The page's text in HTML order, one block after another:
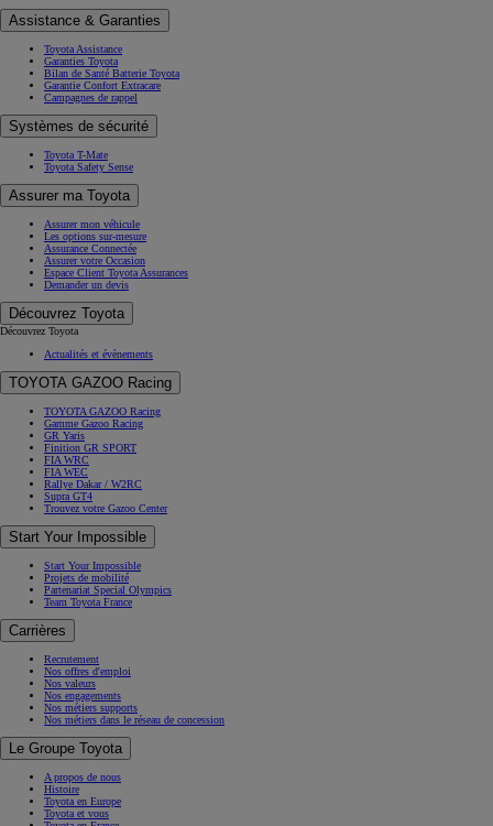
Assistance & Garanties
Toyota Assistance
Garanties Toyota
Bilan de Santé Batterie Toyota
Garantie Confort Extracare
Campagnes de rappel
Systèmes de sécurité
Toyota T-Mate
Toyota Safety Sense
Assurer ma Toyota
Assurer mon véhicule
Les options sur-mesure
Assurance Connectée
Assurer votre Occasion
Espace Client Toyota Assurances
Demander un devis
Découvrez Toyota
Découvrez Toyota
Actualités et évènements
TOYOTA GAZOO Racing
TOYOTA GAZOO Racing
Gamme Gazoo Racing
GR Yaris
Finition GR SPORT
FIA WRC
FIA WEC
Rallye Dakar / W2RC
Supra GT4
Trouvez votre Gazoo Center
Start Your Impossible
Start Your Impossible
Projets de mobilité
Partenariat Special Olympics
Team Toyota France
Carrières
Recrutement
Nos offres d'emploi
Nos valeurs
Nos engagements
Nos métiers supports
Nos métiers dans le réseau de concession
Le Groupe Toyota
A propos de nous
Histoire
Toyota en Europe
Toyota et vous